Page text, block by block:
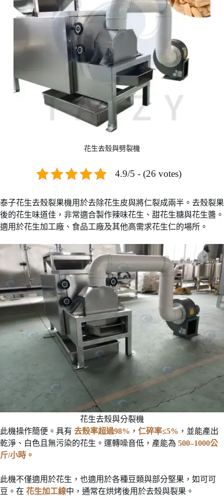
花生去殼與劈裂機
4.9/5 - (26 votes)
泰子花生去殼裂果機用於去除花生皮與將仁裂成兩半。去殼裂果
後的花生味道佳，非常適合製作辣味花生、甜花生糖與花生醬。
適用於花生加工廠、食品工廠及其他高需求花生仁的場所。
花生去殼與分裂機
此機操作簡便。具有 去殼率超過98% ， 仁碎率≤5% ，並能產出
乾淨、白色且無污染的花生。運轉噪音低，產能為 500–1000公
斤/小時。
此機不僅適用於花生，也適用於各種豆類與部分堅果，如可可
豆。在 花生加工線中，通常在烘烤後用於去殼與裂果。